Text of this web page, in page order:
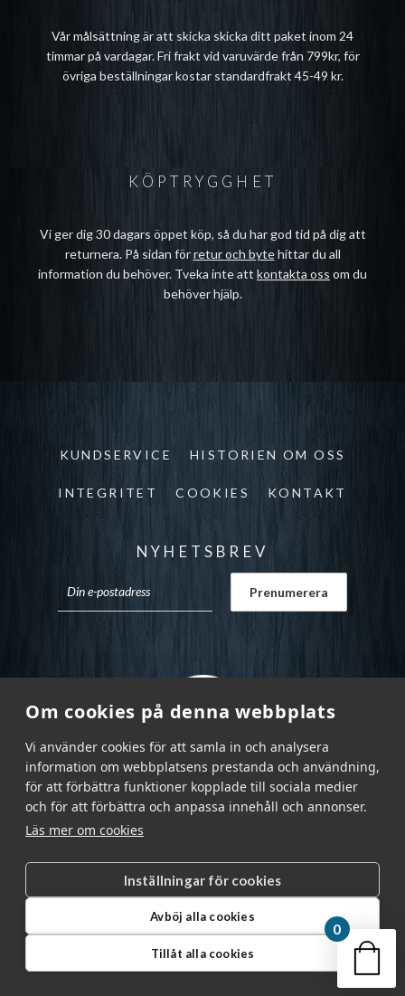
Om cookies på denna webbplats
Vi använder cookies för att samla in och analysera
information om webbplatsens prestanda och användning,
för att förbättra funktioner kopplade till sociala medier
och för att förbättra och anpassa innehåll och annonser.
Läs mer om cookies
Inställningar för cookies
Avböj alla cookies
Tillåt alla cookies
Vår målsättning är att skicka skicka ditt paket inom 24
timmar på vardagar. Fri frakt vid varuvärde från 799kr, för
övriga beställningar kostar standardfrakt 45-49 kr.
KÖPTRYGGHET
Vi ger dig 30 dagars öppet köp, så du har god tid på dig att
returnera. På sidan förretur och bytehittar du all
information du behöver. Tveka inte att kontakta oss om du
behöver hjälp.
KUNDSERVICE HISTORIEN OM OSS
INTEGRITET COOKIES KONTAKT
NYHETSBREV
Garnr Sverige AB © 2026 |
info@garnr.se
|
031 - 92 94 92
Din
0